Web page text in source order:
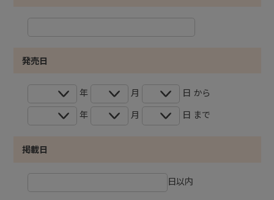
発売日
年 月 日 から
年 月 日 まで
掲載日
日以内